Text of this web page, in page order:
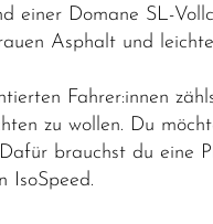
einer Domane SL-
Asphalt und
Fahrer:innen
zu wollen. Du
brauchst du eine
IsoSpeed.